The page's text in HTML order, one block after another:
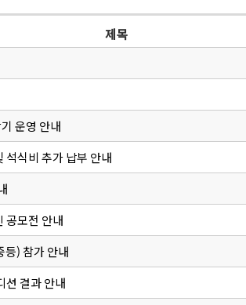
제목
운영 안내
석식비 추가 납부 안내
내
공모전 안내
등) 참가 안내
션 결과 안내